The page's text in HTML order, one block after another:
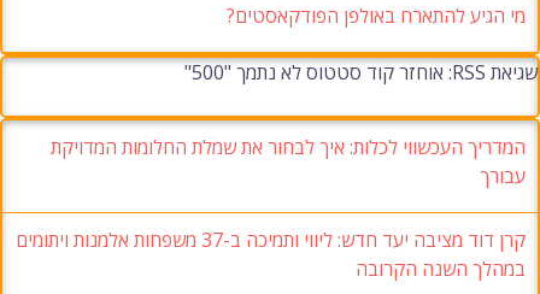
מי הגיע להתארח באולפן הפודקאסטים?
שגיאת RSS: אוחזר קוד סטטוס לא נתמך "500"
המדריך העכשווי לכלות: איך לבחור את שמלת החלומות המדויקת
עבורך
קרן דוד מציבה יעד חדש: ליווי ותמיכה ב-37 משפחות אלמנות ויתומים
במהלך השנה הקרובה